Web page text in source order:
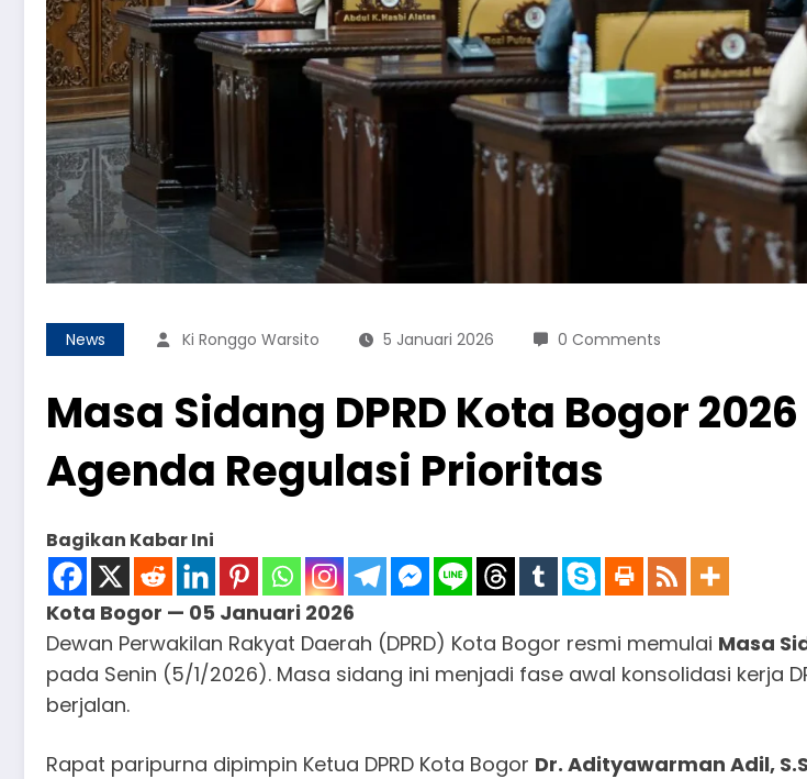
News Ki Ronggo Warsito 5 Januari 2026 0 Comments
Masa Sidang DPRD Kota Bogor
Agenda Regulasi Prioritas
Bagikan Kabar Ini
Kota Bogor — 05 Januari 2026
Dewan Perwakilan Rakyat Daerah (DPRD) Kota Bogor resmi memulai Masa
pada Senin (5/1/2026). Masa sidang ini menjadi fase awal konsolidasi kerja
berjalan.
Rapat paripurna dipimpin Ketua DPRD Kota Bogor Dr. Adityawarman Adil,